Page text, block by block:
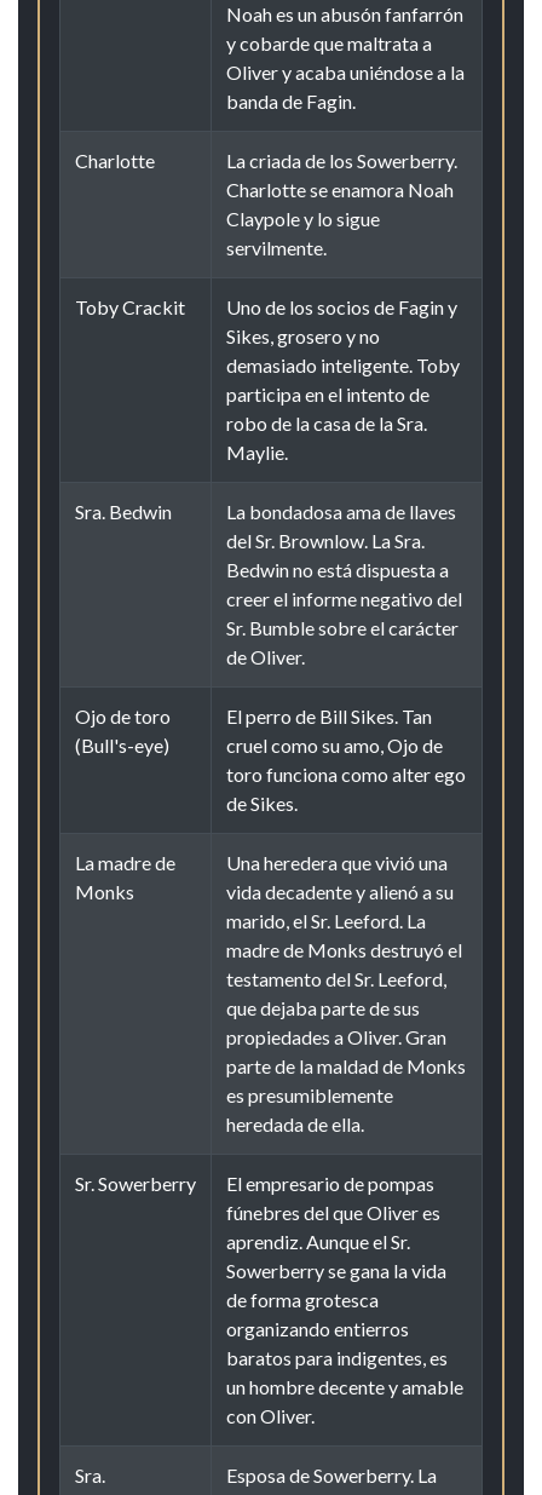
Noah es un abusón fanfarrón
y cobarde que maltrata a
Oliver y acaba uniéndose a la
banda de Fagin.
Charlotte
La criada de los Sowerberry.
Charlotte se enamora Noah
Claypole y lo sigue
servilmente.
Toby Crackit
Uno de los socios de Fagin y
Sikes, grosero y no
demasiado inteligente. Toby
participa en el intento de
robo de la casa de la Sra.
Maylie.
Sra. Bedwin
La bondadosa ama de llaves
del Sr. Brownlow. La Sra.
Bedwin no está dispuesta a
creer el informe negativo del
Sr. Bumble sobre el carácter
de Oliver.
Ojo de toro
(Bull's-eye)
El perro de Bill Sikes. Tan
cruel como su amo, Ojo de
toro funciona como alter ego
de Sikes.
La madre de
Monks
Una heredera que vivió una
vida decadente y alienó a su
marido, el Sr. Leeford. La
madre de Monks destruyó el
testamento del Sr. Leeford,
que dejaba parte de sus
propiedades a Oliver. Gran
parte de la maldad de Monks
es presumiblemente
heredada de ella.
Sr. Sowerberry
El empresario de pompas
fúnebres del que Oliver es
aprendiz. Aunque el Sr.
Sowerberry se gana la vida
de forma grotesca
organizando entierros
baratos para indigentes, es
un hombre decente y amable
con Oliver.
Sra.
Esposa de Sowerberry. La